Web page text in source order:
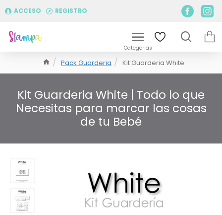
ACCESO REGISTRO
Pack Guarderia Kit Guarderia White
Kit Guarderia White | Todo lo que
Necesitas para marcar las cosas
de tu Bebé